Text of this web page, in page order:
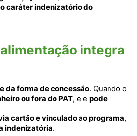
caráter indenizatório do
integra
da forma de concessão. Quando o
ou fora do PAT, ele pode
cartão e vinculado ao programa,
indenizatória.